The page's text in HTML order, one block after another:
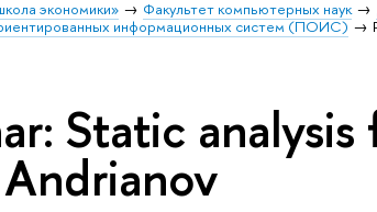
экономики» Факультет компьютерных наук
информационных систем (ПОИС)
Static